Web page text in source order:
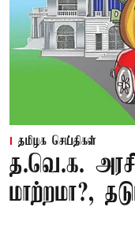
தமிழக செய்திகள்
த.வெ.க.
மாற்றமா?,